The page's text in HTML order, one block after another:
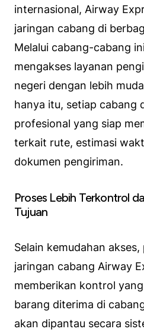
internasional, Airway
jaringan cabang di
Melalui cabang-cabang
mengakses layanan
negeri dengan lebih
hanya itu, setiap cabang
profesional yang siap
terkait rute, estimasi
dokumen pengiriman.
Proses Lebih Terkontrol
Tujuan
Selain kemudahan
jaringan cabang Airway
memberikan kontrol
barang diterima di
akan dipantau secara